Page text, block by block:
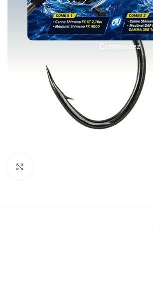
Commandez